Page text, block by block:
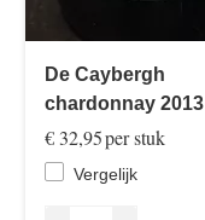
De Caybergh
chardonnay 2013
€ 32,95per stuk
Vergelijk